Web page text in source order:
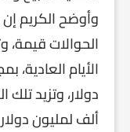
وأوضح الكريم
ألف لمليون دولار